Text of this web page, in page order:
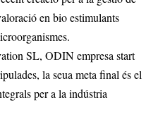
en bio estimulants
SL, ODIN empresa start
la seua meta final és el
per a la indústria